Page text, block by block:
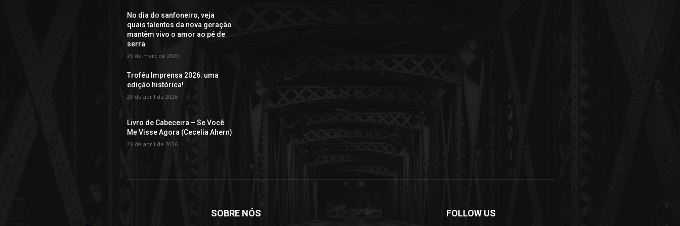
No dia do sanfoneiro, veja
quais talentos da nova geração
mantêm vivo o amor ao pé de
serra
26 de maio de 2026
Troféu Imprensa 2026: uma
edição histórica!
29 de abril de 2026
Livro de Cabeceira – Se Você
Me Visse Agora (Cecelia Ahern)
26 de abril de 2026
SOBRE NÓS FOLLOW US